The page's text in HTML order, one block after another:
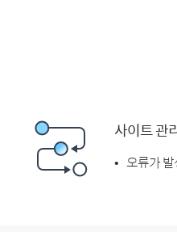
사이트 관
오류가